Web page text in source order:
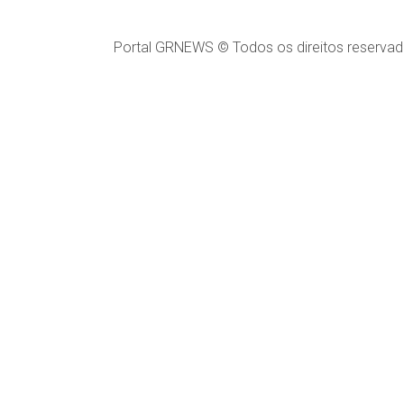
Portal GRNEWS © Todos os direitos